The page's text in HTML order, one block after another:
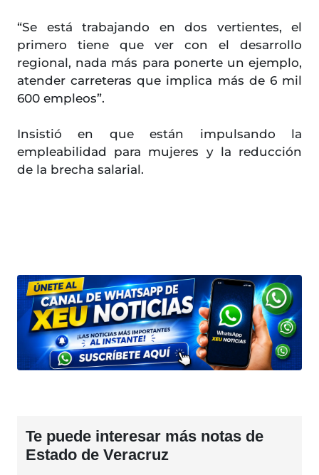
“Se está trabajando en dos vertientes, el
primero tiene que ver con el desarrollo
regional, nada más para ponerte un ejemplo,
atender carreteras que implica más de 6 mil
600 empleos”.
Insistió en que están impulsando la
empleabilidad para mujeres y la reducción
de la brecha salarial.
Te puede interesar más notas de
Estado de Veracruz